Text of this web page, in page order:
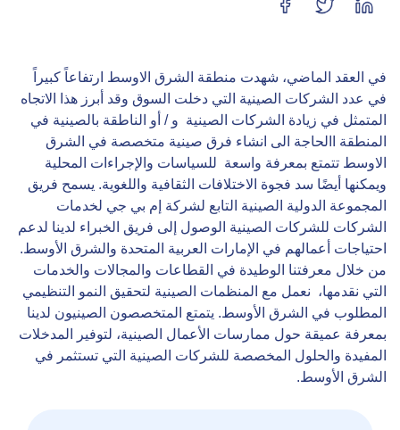
في العقد الماضي، شهدت منطقة الشرق الاوسط ارتفاعاً كبيراً
في عدد الشركات الصينية التي دخلت السوق وقد أبرز هذا الاتجاه
المتمثل في زيادة الشركات الصينية و / أو الناطقة بالصينية في
المنطقة االحاجة الى انشاء فرق صينية متخصصة في الشرق
الاوسط تتمتع بمعرفة واسعة للسياسات والإجراءات المحلية
ويمكنها أيضًا سد فجوة الاختلافات الثقافية واللغوية. يسمح فريق
المجموعة الدولية الصينية التابع لشركة إم بي جي لخدمات
الشركات للشركات الصينية الوصول إلى فريق الخبراء لدينا لدعم
احتياجات أعمالهم في الإمارات العربية المتحدة والشرق الأوسط.
من خلال معرفتنا الوطيدة في القطاعات والمجالات والخدمات
التي نقدمها، نعمل مع المنظمات الصينية لتحقيق النمو التنظيمي
المطلوب في الشرق الأوسط. يتمتع المتخصصون الصينيون لدينا
بمعرفة عميقة حول ممارسات الأعمال الصينية، لتوفير المدخلات
المفيدة والحلول المخصصة للشركات الصينية التي تستثمر في
الشرق الأوسط.